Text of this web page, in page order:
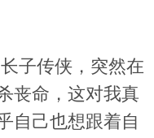
子传侠，突然在
丧命，这对我真
自己也想跟着自